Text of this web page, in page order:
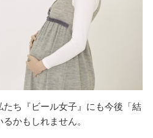
ち『ビール女子』にも今後「結
かもしれません。